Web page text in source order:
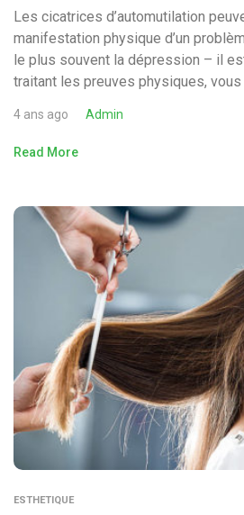
Les cicatrices d’automutilation
manifestation physique d’un
le plus souvent la dépression – il
traitant les preuves physiques, vous
4 ans ago Admin
Read More
ESTHETIQUE